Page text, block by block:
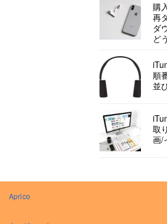
購
再
ダ
ど
順
並
取
画/
Aprico